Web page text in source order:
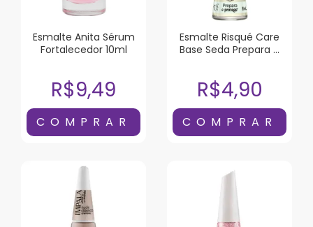
Esmalte Anita Sérum
Fortalecedor 10ml
R$9,49
Esmalte Risqué Care
Base Seda Prepara e
R$4,90